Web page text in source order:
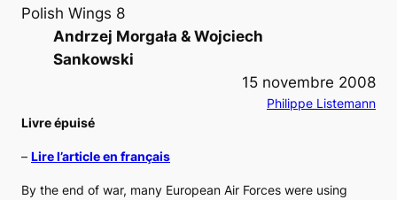
Polish Wings 8
Andrzej Morgała & Wojciech
Sankowski
15 novembre 2008
Philippe Listemann
Livre épuisé
– Lire l’article en français
By the end of war, many European Air Forces were using